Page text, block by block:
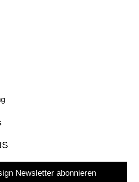
Newsletter abonnieren